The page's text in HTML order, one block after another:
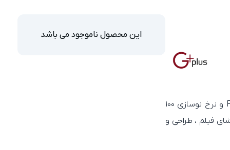
مانیتور 24 اینچ جی پلاس GDM-248CS با پنل IPS ، رزولوشن Full HD و نرخ نوسازی 100
فیلم ، طراحی و
این محصول ناموجود می باشد